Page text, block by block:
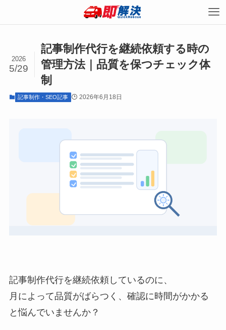
記事制作代行を継続依頼する時の
管理方法｜品質を保つチェック体
制
2026
5/29
記事制作・SEO記事 2026年6月18日
記事制作代行を継続依頼しているのに、
月によって品質がばらつく、確認に時間がかかる
と悩んでいませんか？